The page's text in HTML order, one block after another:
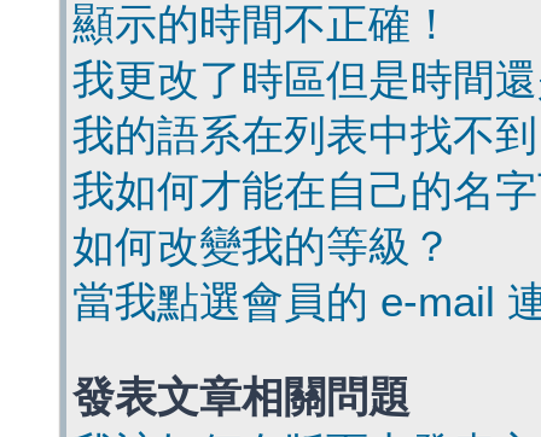
顯示的時間不正確！
我更改了時區但是時間
我的語系在列表中找不
我如何才能在自己的名
如何改變我的等級？
當我點選會員的 e-mail
發表文章相關問題